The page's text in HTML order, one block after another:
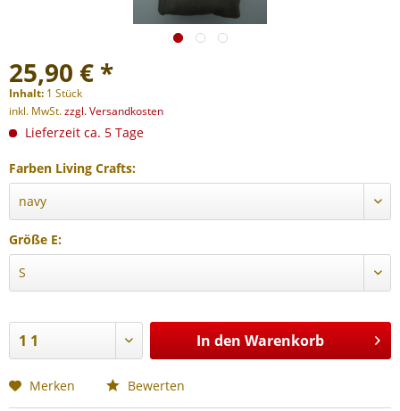
25,90 € *
Inhalt: 1 Stück
inkl. MwSt.zzgl. Versandkosten
Lieferzeit ca. 5 Tage
Farben Living Crafts:
Größe E:
In den Warenkorb
Merken Bewerten